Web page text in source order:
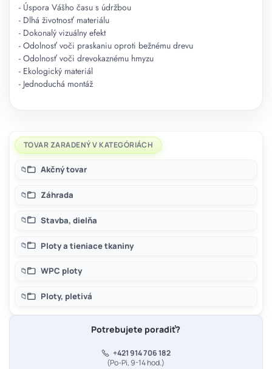
- Úspora Vášho času s údržbou
- Dlhá životnosť materiálu
- Dokonalý vizuálny efekt
- Odolnosť voči praskaniu oproti bežnému drevu
- Odolnosť voči drevokaznému hmyzu
- Ekologický materiál
- Jednoduchá montáž
TOVAR ZARADENÝ V KATEGÓRIÁCH
Akčný tovar
Záhrada
Stavba, dielňa
Ploty a tieniace tkaniny
WPC ploty
Ploty, pletivá
Potrebujete poradiť?
+421 914 706 182
(Po-Pi, 9-14 hod.)